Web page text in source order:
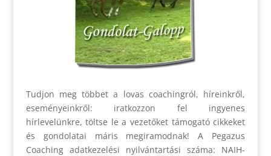
Tudjon meg többet a lovas coachingról, híreinkről,
eseményeinkről: iratkozzon fel ingyenes
hírlevelünkre, töltse le a vezetőket támogató cikkeket
és gondolatai máris megiramodnak! A Pegazus
Coaching adatkezelési nyilvántartási száma: NAIH-